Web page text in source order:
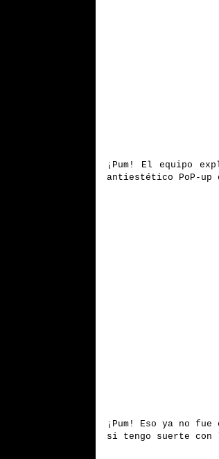
¡Pum! El equipo
antiestético PoP-
¡Pum! Eso ya no
si tengo suerte